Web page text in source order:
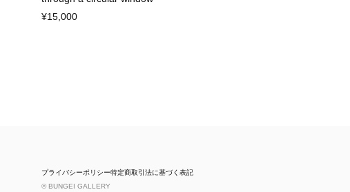
¥15,000
プライバシーポリシー特定商取引法に基づく表記
© BUNGEI GALLERY